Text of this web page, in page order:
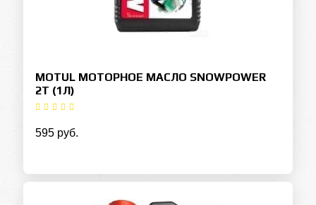
MOTUL МОТОРНОЕ МАСЛО SNOWPOWER
2T (1Л)
595 руб.